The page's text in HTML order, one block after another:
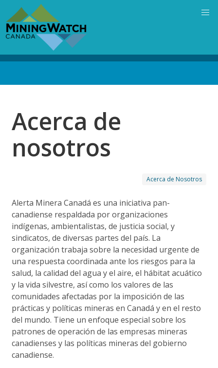
main
content
Acerca de
nosotros
Acerca de Nosotros
Alerta Minera Canadá es una iniciativa pan-
canadiense respaldada por organizaciones
indígenas, ambientalistas, de justicia social, y
sindicatos, de diversas partes del país. La
organización trabaja sobre la necesidad urgente de
una respuesta coordinada ante los riesgos para la
salud, la calidad del agua y el aire, el hábitat acuático
y la vida silvestre, así como los valores de las
comunidades afectadas por la imposición de las
prácticas y políticas mineras en Canadá y en el resto
del mundo. Tiene un enfoque especial sobre los
patrones de operación de las empresas mineras
canadienses y las políticas mineras del gobierno
canadiense.